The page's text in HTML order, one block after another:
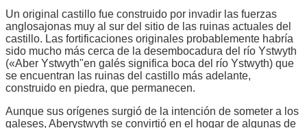
Un original castillo fue construido por invadir las fuerzas
anglosajonas muy al sur del sitio de las ruinas actuales del
castillo. Las fortificaciones originales probablemente habría
sido mucho más cerca de la desembocadura del río Ystwyth
(«Aber Ystwyth"en galés significa boca del río Ystwyth) que
se encuentran las ruinas del castillo más adelante,
construido en piedra, que permanecen.
Aunque sus orígenes surgió de la intención de someter a los
galeses, Aberystwyth se convirtió en el hogar de algunas de